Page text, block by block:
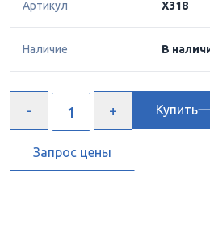
Артикул X318
Наличие В
Купить
Запрос цены